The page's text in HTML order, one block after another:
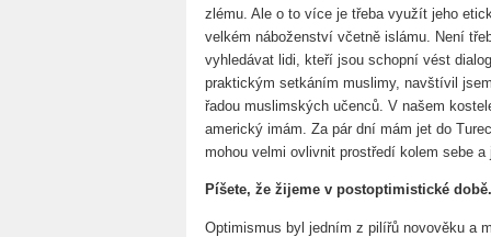
zlému. Ale o to více je třeba využít jeho
velkém náboženství včetně islámu. Není
vyhledávat lidi, kteří jsou schopní vést
praktickým setkáním muslimy, navštívil
řadou muslimských učenců. V našem
americký imám. Za pár dní mám jet do
mohou velmi ovlivnit prostředí kolem sebe
Píšete, že žijeme v postoptimistické
Optimismus byl jedním z pilířů novověku a